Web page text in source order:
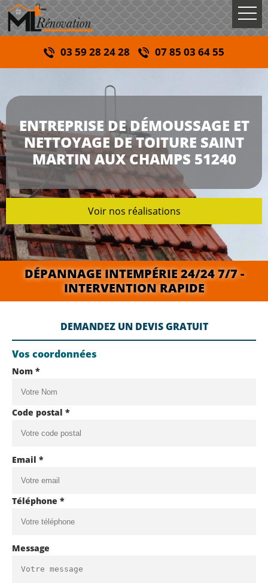
03 59 28 24 28 07 85 03 64 55
ENTREPRISE DE DÉMOUSSAGE ET
NETTOYAGE DE TOITURE SAINT
MARTIN AUX CHAMPS 51240
Voir nos réalisations
DÉPANNAGE INTEMPÉRIE 24/24 7/7 -
INTERVENTION RAPIDE
DEMANDEZ UN DEVIS GRATUIT
Vos coordonnées
Nom *
Code postal *
Email *
Téléphone *
Message